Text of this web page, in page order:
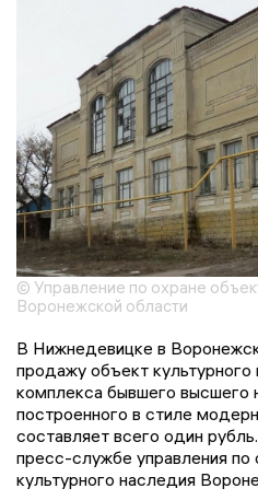
© Управление по охране
Воронежской области
В Нижнедевицке в
продажу объект
комплекса бывшего высшего
построенного в стиле
составляет всего один
пресс-службе управления по
культурного наследия